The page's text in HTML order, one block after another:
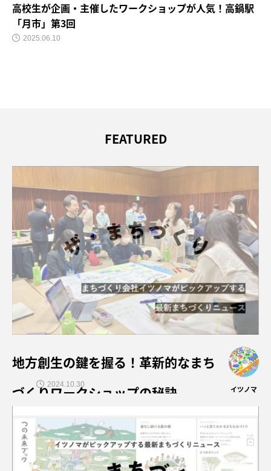
高校生が企画・主催したワークショップが人気！高鍋駅
「月市」第3回
2025.06.10
FEATURED
地方創生の鍵を握る！革新的なまち
づくりワークショップの秘訣
イツノマ
2024.10.30